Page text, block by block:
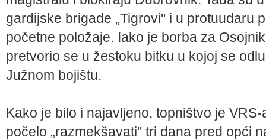
gardijske brigade „Tigrovi" i u protuudaru
početne položaje. Iako je borba za
pretvorio se u žestoku bitku u kojoj se
Južnom bojištu.
Kako je bilo i najavljeno, topništvo je
počelo „razmekšavati" tri dana pred opći